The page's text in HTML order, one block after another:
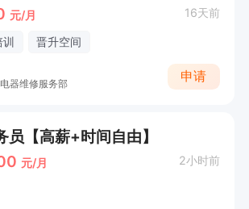
元/月 16天前
训 晋升空间
器维修服务部
申请
员【高薪+时间自由】
元/月 2小时前